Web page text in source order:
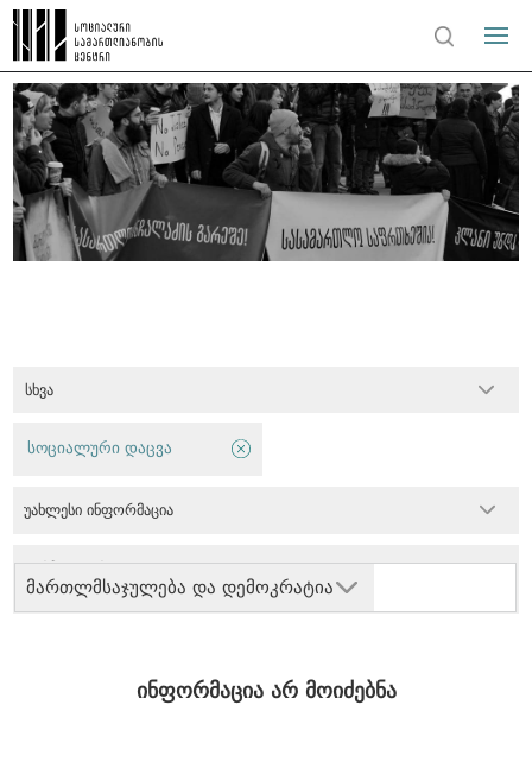
სხვა
მართლმსაჯულება და დემოკრატია
სოციალური დაცვა
უახლესი ინფორმაცია
ინფორმაცია არ მოიძებნა